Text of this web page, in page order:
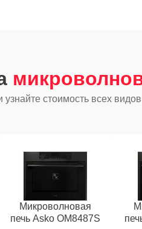
стоимость всех
Микроволновая
печь Asko OM8487S